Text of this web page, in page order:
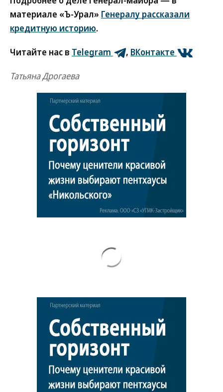
материале «Ъ-Урал» Генералу рассказали
кредитную историю.
Читайте нас в Telegram , ВКонтакте
Татьяна Дрогаева